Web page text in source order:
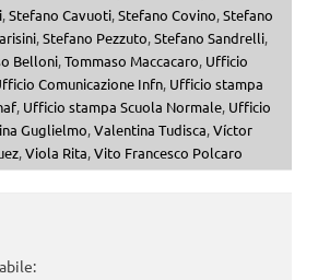
,Stefano Cavuoti,Stefano Covino,Stefano
,Stefano Pezzuto,Stefano Sandrelli,
Belloni,Tommaso Maccacaro, Ufficio
Comunicazione Infn, Ufficio stampa
, Ufficio stampa Scuola Normale, Ufficio
Guglielmo,Valentina Tudisca,Víctor
,Viola Rita,Vito Francesco Polcaro